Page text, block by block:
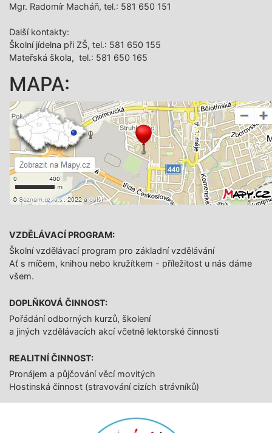
Mgr. Radomír Macháň, tel.: 581 650 151
Další­ kontakty:
Školní jídelna při ZŠ, tel.: 581 650 155
Mateřská škola, tel.: 581 650 165
MAPA:
VZDĚLÁVACÍ PROGRAM:
Školní vzdělávací program pro základní vzdělávání
Ať s míčem, knihou nebo kružítkem - příležitost u nás dáme
všem.
DOPLŇKOVÁ ČINNOST:
Pořádání odborných kurzů, školení
a jiných vzdělávacích akcí včetně lektorské činnosti
REALITNÍ ČINNOST:
Pronájem a půjčování věcí movitých
Hostinská činnost (stravování cizích strávníků)